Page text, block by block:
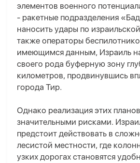
элементов военного
- ракетные подразделения
наносить удары по
также операторы
имеющимся данным, Израиль
своего рода буферную зону
километров, продвинувшись
города Тир.
Однако реализация этих
значительными рисками.
предстоит действовать в
лесистой местности, где
узких дорогах становятся